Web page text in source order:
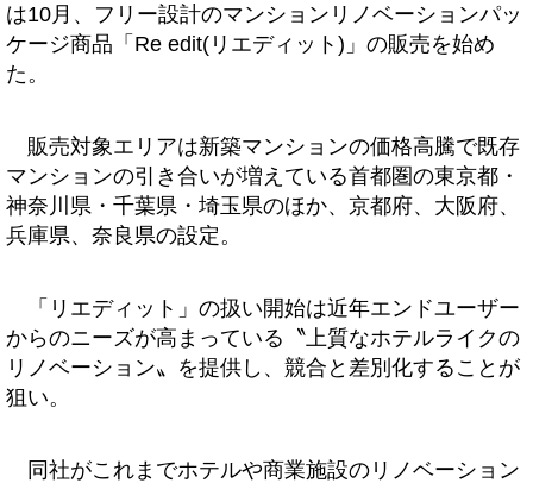
は10月、フリー設計のマンションリノベーションパッ
ケージ商品「Re edit(リエディット)」の販売を始め
た。
販売対象エリアは新築マンションの価格高騰で既存
マンションの引き合いが増えている首都圏の東京都・
神奈川県・千葉県・埼玉県のほか、京都府、大阪府、
兵庫県、奈良県の設定。
「リエディット」の扱い開始は近年エンドユーザー
からのニーズが高まっている〝上質なホテルライクの
リノベーション〟を提供し、競合と差別化することが
狙い。
同社がこれまでホテルや商業施設のリノベーション